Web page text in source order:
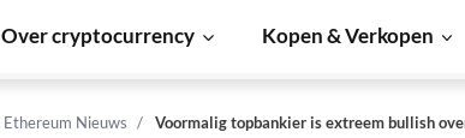
Over cryptocurrency Kopen & Verkopen
Ethereum Nieuws Voormalig topbankier is extreem bullish